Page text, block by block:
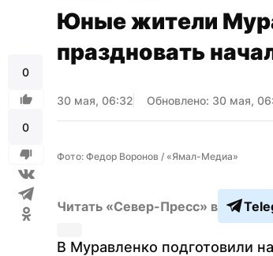
0
0
Юные жители
праздновать
30 мая, 06:32 Обновлено: 30 мая,
Фото: Федор Воронов / «Ямал-Медиа»
Читать «Север-Пресс» в
В Муравленко подготовили